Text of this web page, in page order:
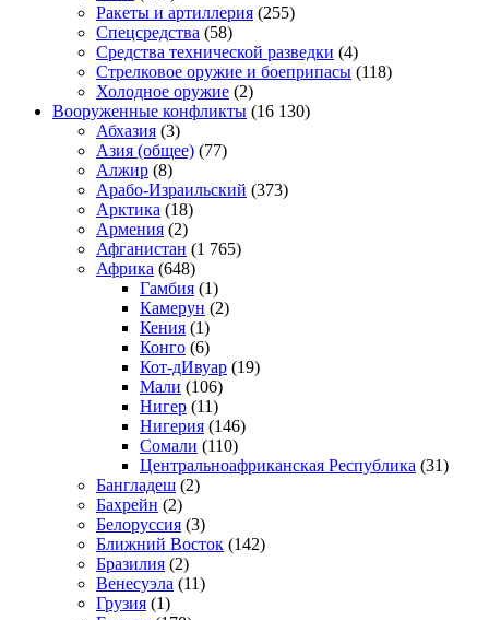
Ракеты и артиллерия (255)
Спецсредства (58)
Средства технической разведки (4)
Стрелковое оружие и боеприпасы (118)
Холодное оружие (2)
Вооруженные конфликты (16 130)
Абхазия (3)
Азия (общее) (77)
Алжир (8)
Арабо-Израильский (373)
Арктика (18)
Армения (2)
Афганистан (1 765)
Африка (648)
Гамбия (1)
Камерун (2)
Кения (1)
Конго (6)
Кот-дИвуар (19)
Мали (106)
Нигер (11)
Нигерия (146)
Сомали (110)
Центральноафриканская Республика (31)
Бангладеш (2)
Бахрейн (2)
Белоруссия (3)
Ближний Восток (142)
Бразилия (2)
Венесуэла (11)
Грузия (1)